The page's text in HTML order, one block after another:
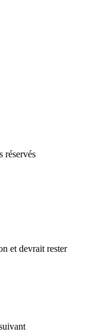
réservés
et devrait rester